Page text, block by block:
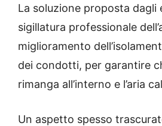
La soluzione proposta dagli
sigillatura professionale
miglioramento
dei condotti, per garantire
rimanga all’interno e l’aria
Un aspetto spesso